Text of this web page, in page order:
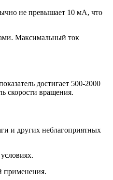
не превышает 10 мА, что
Максимальный ток
достигает 500-2000
скорости вращения.
и других неблагоприятных
применения.